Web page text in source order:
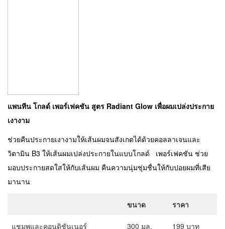
แพนทีน โกลด์ เพอร์เฟคชัน สูตร Radiant Glow เพื่อผมเปล่งประกาย
เงางาม
ช่วยคืนประกายเงางามให้เส้นผมจนสังเกตได้ด้วยคอลลาเจนและ
วิตามิน B3 ให้เส้นผมเปล่งประกายในแบบโกลด์ เพอร์เฟคชัน ช่วย
มอบประกายสดใสให้กับเส้นผม คืนความนุ่มชุ่มชื่นให้กับปอยผมที่เสีย
มานาน
ขนาด ราคา
แชมพูและคอนดิชันเนอร์ 300 มล. 199 บาท